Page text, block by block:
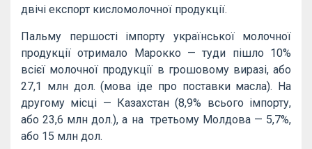
двічі експорт кисломолочної продукції.
Пальму першості імпорту української молочної
продукції отримало Марокко — туди пішло 10%
всієї молочної продукції в грошовому виразі, або
27,1 млн дол. (мова іде про поставки масла). На
другому місці — Казахстан (8,9% всього імпорту,
або 23,6 млн дол.), а на третьому Молдова — 5,7%,
або 15 млн дол.